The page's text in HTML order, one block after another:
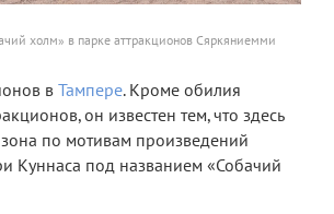
холм» в парке аттракционов Сяркяниемми
в Тампере. Кроме обилия
он известен тем, что здесь
зона по мотивам произведений
Куннаса под названием «Собачий